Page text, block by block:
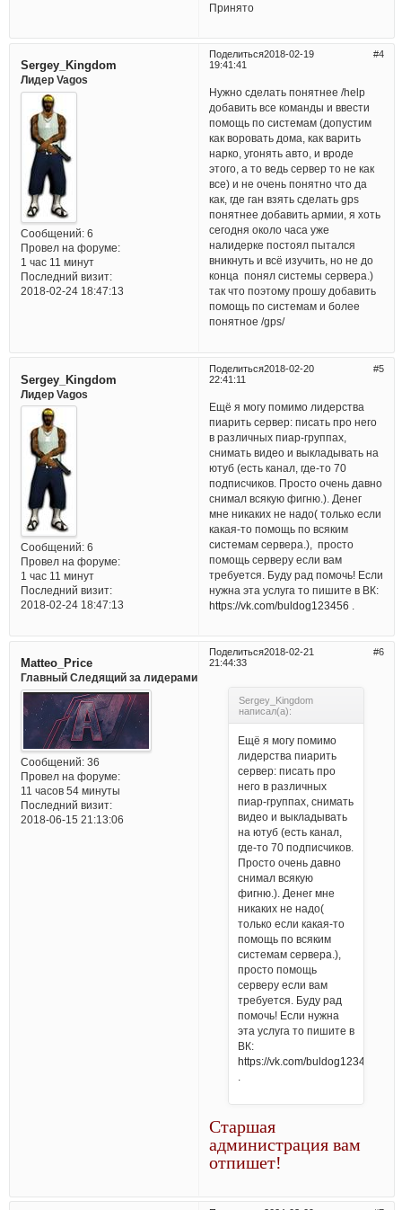
Принято
Поделиться 4
2018-02-19
19:41:41
Sergey_Kingdom
Лидер Vagos
Сообщений:6
Провел на форуме:
1 час 11 минут
Последний визит:
2018-02-24 18:47:13
Нужно сделать понятнее /help
добавить все команды и ввести
помощь по системам (допустим
как воровать дома, как варить
нарко, угонять авто, и вроде
этого, а то ведь сервер то не как
все) и не очень понятно что да
как, где ган взять сделать gps
понятнее добавить армии, я хоть
сегодня около часа уже
налидерке постоял пытался
вникнуть и всё изучить, но не до
конца понял системы сервера.)
так что поэтому прошу добавить
помощь по системам и более
понятное /gps/
Поделиться 5
2018-02-20
22:41:11
Sergey_Kingdom
Лидер Vagos
Сообщений:6
Провел на форуме:
1 час 11 минут
Последний визит:
2018-02-24 18:47:13
Ещё я могу помимо лидерства
пиарить сервер: писать про него
в различных пиар-группах,
снимать видео и выкладывать на
ютуб (есть канал, где-то 70
подписчиков. Просто очень давно
снимал всякую фигню.). Денег
мне никаких не надо( только если
какая-то помощь по всяким
системам сервера.), просто
помощь серверу если вам
требуется. Буду рад помочь! Если
нужна эта услуга то пишите в ВК:
https://vk.com/buldog123456
Поделиться 6
2018-02-21
21:44:33
Matteo_Price
Главный Следящий за лидерами
Сообщений:36
Провел на форуме:
11 часов 54 минуты
Последний визит:
2018-06-15 21:13:06
Sergey_Kingdom
написал(а):
Ещё я могу помимо
лидерства пиарить
сервер: писать про
него в различных
пиар-группах, снимать
видео и выкладывать
на ютуб (есть канал,
где-то 70 подписчиков.
Просто очень давно
снимал всякую
фигню.). Денег мне
никаких не надо(
только если какая-то
помощь по всяким
системам сервера.),
просто помощь
серверу если вам
требуется. Буду рад
помочь! Если нужна
эта услуга то пишите в
ВК:
https://vk.com/buldog123456
Старшая
администрация вам
отпишет!